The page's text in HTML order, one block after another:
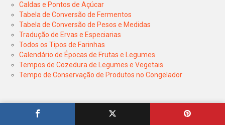
Caldas e Pontos de Açúcar
Tabela de Conversão de Fermentos
Tabela de Conversão de Pesos e Medidas
Tradução de Ervas e Especiarias
Todos os Tipos de Farinhas
Calendário de Épocas de Frutas e Legumes
Tempos de Cozedura de Legumes e Vegetais
Tempo de Conservação de Produtos no Congelador